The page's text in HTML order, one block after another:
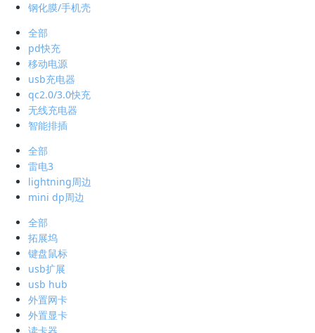
钢化膜/手机壳
全部
pd快充
移动电源
usb充电器
qc2.0/3.0快充
无线充电器
智能排插
全部
雷电3
lightning周边
mini dp周边
全部
拓展坞
键盘鼠标
usb扩展
usb hub
外置网卡
外置显卡